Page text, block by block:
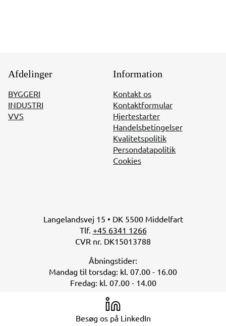
Afdelinger
BYGGERI
INDUSTRI
VVS
Information
Kontakt os
Kontaktformular
Hjertestarter
Handelsbetingelser
Kvalitetspolitik
Persondatapolitik
Cookies
Langelandsvej 15 • DK 5500 Middelfart
Tlf. +45 6341 1266
CVR nr. DK15013788
Åbningstider:
Mandag til torsdag: kl. 07.00 - 16.00
Fredag: kl. 07.00 - 14.00
Besøg os på LinkedIn